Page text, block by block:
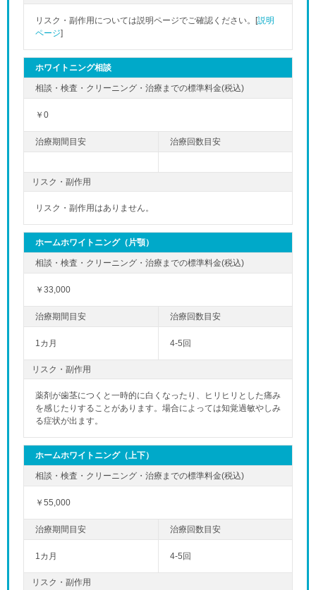
リスク・副作用については説明ページでご確認ください。[説明
ページ]
ホワイトニング相談
￥0
リスク・副作用
リスク・副作用はありません。
ホームホワイトニング（片顎）
￥33,000
1カ月 4-5回
リスク・副作用
薬剤が歯茎につくと一時的に白くなったり、ヒリヒリとした痛み
を感じたりすることがあります。場合によっては知覚過敏やしみ
る症状が出ます。
ホームホワイトニング（上下）
￥55,000
1カ月 4-5回
リスク・副作用